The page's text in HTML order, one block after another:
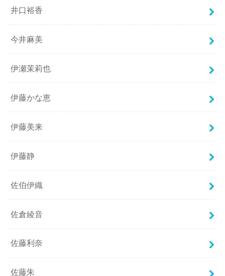
井口裕香
今井麻美
伊瀬茉莉也
伊藤かな恵
伊藤美来
伊藤静
佐伯伊織
佐倉綾音
佐藤利奈
佐藤朱